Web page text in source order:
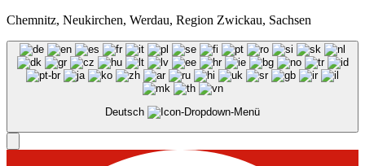
Chemnitz, Neukirchen, Werdau, Region Zwickau, Sachsen
Deutsch